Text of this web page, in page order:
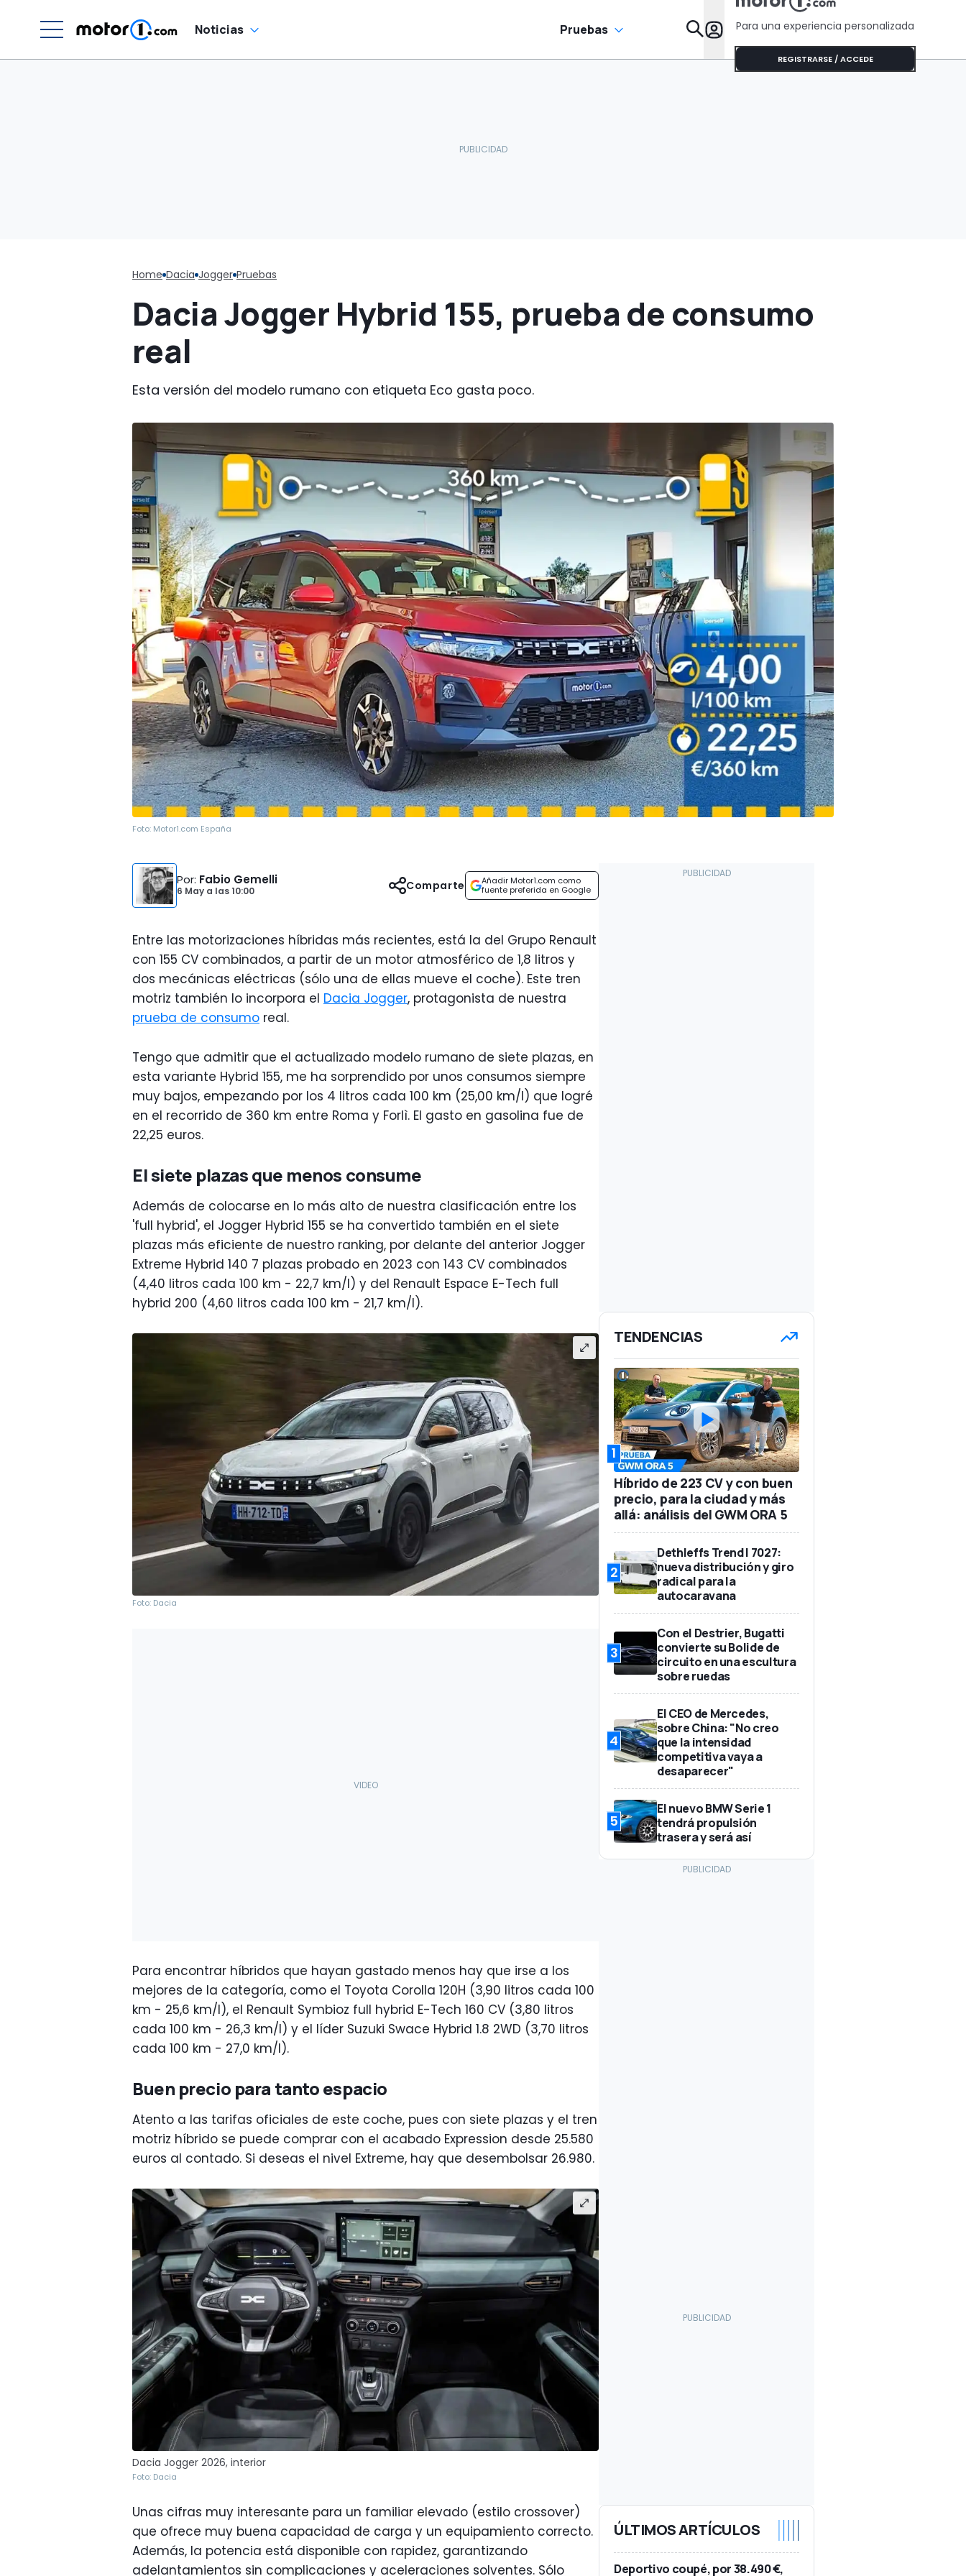
Noticias Pruebas Para una experiencia personalizada
REGISTRARSE / ACCEDE
Home Dacia Jogger Pruebas
Dacia Jogger Hybrid 155, prueba de consumo
real
Esta versión del modelo rumano con etiqueta Eco gasta poco.
Foto: Motor1.com España
Por: Fabio Gemelli
6 May a las10:00
Añadir Motor1.com como
fuente preferida en Google
Comparte
Entre las motorizaciones híbridas más recientes, está la del Grupo Renault
con 155 CV combinados, a partir de un motor atmosférico de 1,8 litros y
dos mecánicas eléctricas (sólo una de ellas mueve el coche). Este tren
motriz también lo incorpora el Dacia Jogger, protagonista de nuestra
prueba de consumo real.
Tengo que admitir que el actualizado modelo rumano de siete plazas, en
esta variante Hybrid 155, me ha sorprendido por unos consumos siempre
muy bajos, empezando por los 4 litros cada 100 km (25,00 km/l) que logré
en el recorrido de 360 km entre Roma y Forlì. El gasto en gasolina fue de
22,25 euros.
El siete plazas que menos consume
Además de colocarse en lo más alto de nuestra clasificación entre los
'full hybrid', el Jogger Hybrid 155 se ha convertido también en el siete
plazas más eficiente de nuestro ranking, por delante del anterior Jogger
Extreme Hybrid 140 7 plazas probado en 2023 con 143 CV combinados
(4,40 litros cada 100 km - 22,7 km/l) y del Renault Espace E-Tech full
hybrid 200 (4,60 litros cada 100 km - 21,7 km/l).
Foto: Dacia
Para encontrar híbridos que hayan gastado menos hay que irse a los
mejores de la categoría, como el Toyota Corolla 120H (3,90 litros cada 100
km - 25,6 km/l), el Renault Symbioz full hybrid E-Tech 160 CV (3,80 litros
cada 100 km - 26,3 km/l) y el líder Suzuki Swace Hybrid 1.8 2WD (3,70 litros
cada 100 km - 27,0 km/l).
Buen precio para tanto espacio
Atento a las tarifas oficiales de este coche, pues con siete plazas y el tren
motriz híbrido se puede comprar con el acabado Expression desde 25.580
euros al contado. Si deseas el nivel Extreme, hay que desembolsar 26.980.
Dacia Jogger 2026, interior
Foto: Dacia
Unas cifras muy interesante para un familiar elevado (estilo crossover)
que ofrece muy buena capacidad de carga y un equipamiento correcto.
Además, la potencia está disponible con rapidez, garantizando
adelantamientos sin complicaciones y aceleraciones solventes. Sólo
TENDENCIAS
1
Híbrido de 223 CV y con buen
precio, para la ciudad y más
allá: análisis del GWM ORA 5
2
Dethleffs Trend I 7027:
nueva distribución y giro
radical para la
autocaravana
3
Con el Destrier, Bugatti
convierte su Bolide de
circuito en una escultura
sobre ruedas
4
El CEO de Mercedes,
sobre China: "No creo
que la intensidad
competitiva vaya a
desaparecer"
5
El nuevo BMW Serie 1
tendrá propulsión
trasera y será así
ÚLTIMOS ARTÍCULOS
Deportivo coupé, por 38.490 €,
que algunos Tesla